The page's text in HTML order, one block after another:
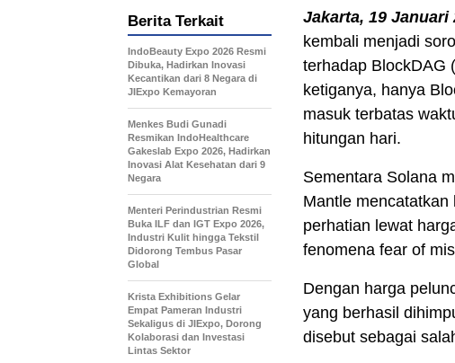
Jakarta, 19 Januari
kembali menjadi
terhadap BlockDAG
ketiganya, hanya
masuk terbatas
hitungan hari.
Sementara Solana
Mantle
perhatian lewat
fenomena fear of
Dengan harga
yang berhasil
disebut sebagai
Berita Terkait
IndoBeauty Expo 2026 Resmi
Dibuka, Hadirkan Inovasi
Kecantikan dari 8 Negara di
JIExpo Kemayoran
Menkes Budi Gunadi
Resmikan IndoHealthcare
Gakeslab Expo 2026, Hadirkan
Inovasi Alat Kesehatan dari 9
Negara
Menteri Perindustrian Resmi
Buka ILF dan IGT Expo 2026,
Industri Kulit hingga Tekstil
Didorong Tembus Pasar
Global
Krista Exhibitions Gelar
Empat Pameran Industri
Sekaligus di JIExpo, Dorong
Kolaborasi dan Investasi
Lintas Sektor